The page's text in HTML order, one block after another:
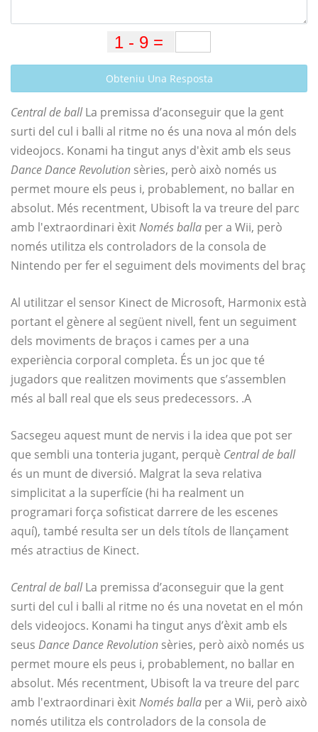
Obteniu Una Resposta
Central de ballLa premissa d’aconseguir que la gent
surti del cul i balli al ritme no és una nova al món dels
videojocs. Konami ha tingut anys d'èxit amb els seus
Dance Dance Revolution sèries, però això només us
permet moure els peus i, probablement, no ballar en
absolut. Més recentment, Ubisoft la va treure del parc
amb l'extraordinari èxitNomés balla per a Wii, però
només utilitza els controladors de la consola de
Nintendo per fer el seguiment dels moviments del braç
Al utilitzar el sensor Kinect de Microsoft, Harmonix està
portant el gènere al següent nivell, fent un seguiment
dels moviments de braços i cames per a una
experiència corporal completa. És un joc que té
jugadors que realitzen moviments que s’assemblen
més al ball real que els seus predecessors. .A
Sacsegeu aquest munt de nervis i la idea que pot ser
que sembli una tonteria jugant, perquè Central de ball
és un munt de diversió. Malgrat la seva relativa
simplicitat a la superfície (hi ha realment un
programari força sofisticat darrere de les escenes
aquí), també resulta ser un dels títols de llançament
més atractius de Kinect.
Central de ballLa premissa d’aconseguir que la gent
surti del cul i balli al ritme no és una novetat en el món
dels videojocs. Konami ha tingut anys d’èxit amb els
seus Dance Dance Revolution sèries, però això només us
permet moure els peus i, probablement, no ballar en
absolut. Més recentment, Ubisoft la va treure del parc
amb l'extraordinari èxitNomés balla per a Wii, però això
només utilitza els controladors de la consola de